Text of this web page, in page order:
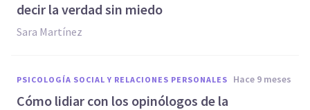
decir la verdad sin miedo
Sara Martínez
PSICOLOGÍA SOCIAL Y RELACIONES PERSONALES hace 9 meses
Cómo lidiar con los opinólogos de la